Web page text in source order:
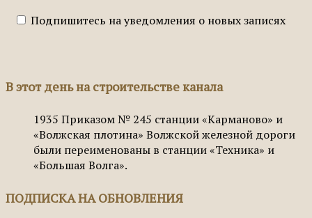
Подпишитесь на уведомления о новых записях
В этот день на строительстве канала
1935 Приказом № 245 станции «Карманово» и
«Волжская плотина» Волжской железной дороги
были переименованы в станции «Техника» и
«Большая Волга».
ПОДПИСКА НА ОБНОВЛЕНИЯ